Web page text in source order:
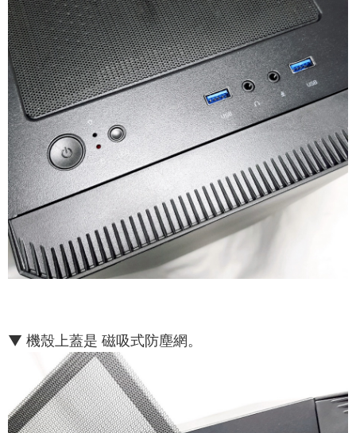
▼ 機殼上蓋是 磁吸式防塵網。